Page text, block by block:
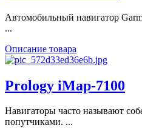
Автомобильный навигатор
...
Описание товара
Prology iMap-7100
Навигаторы часто называют
попутчиками. ...